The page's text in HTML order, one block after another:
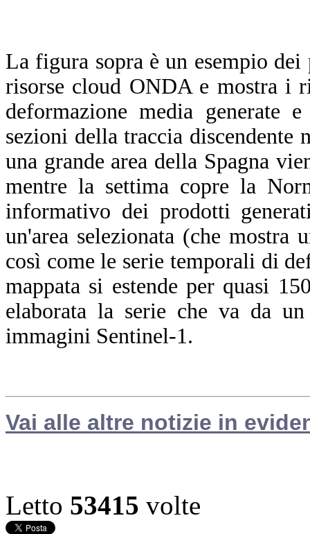
La figura sopra è un esempio
risorse cloud ONDA e mostra i
deformazione media generate
sezioni della traccia
una grande area della Spagna
mentre la settima copre la
informativo dei prodotti
un'area selezionata (che
così come le serie temporali di
mappata si estende per quasi
elaborata la serie che va da
immagini Sentinel-1.
Vai alle altre notizie in
Letto 53415 volte